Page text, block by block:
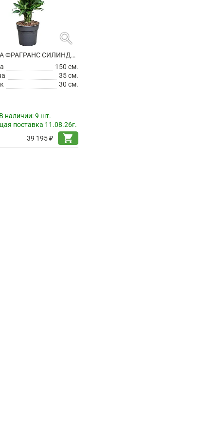
search
ДРАЦЕНА ФРАГРАНС СИЛИНДО РАЗВЕТВЛЕННАЯ
150 см.
35 см.
30 см.
наличии:9 шт.
поставка 11.08.26г.
39 195 ₽
shopping_cart